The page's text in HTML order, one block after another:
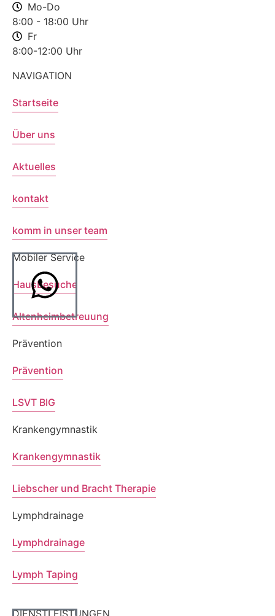
Mo-Do
8:00 - 18:00 Uhr
Fr
8:00-12:00 Uhr
NAVIGATION
Startseite
Über uns
Aktuelles
kontakt
komm in unser team
Mobiler Service
Hausbesuche
Altenheimbetreuung
Prävention
Prävention
LSVT BIG
Krankengymnastik
Krankengymnastik
Liebscher und Bracht Therapie
Lymphdrainage
Lymphdrainage
Lymph Taping